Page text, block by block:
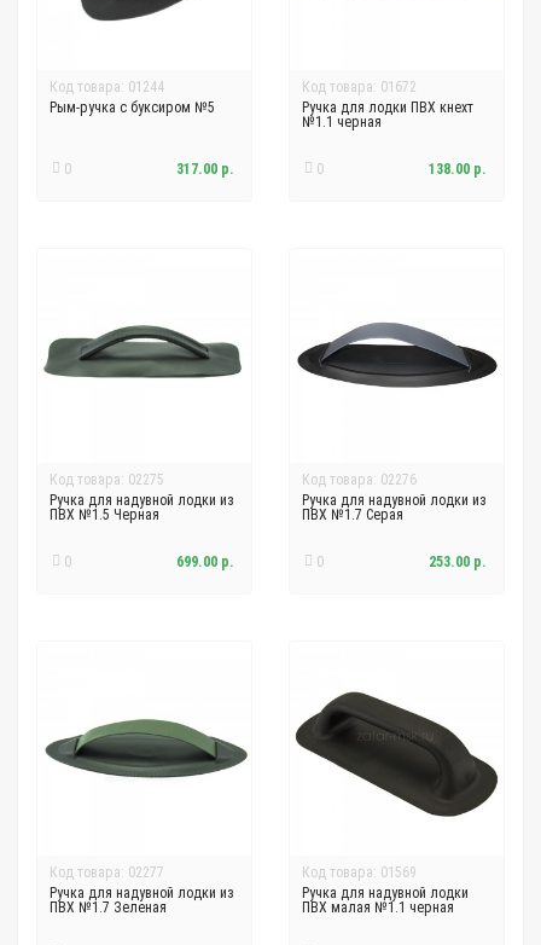
Код товара: 01244
Рым-ручка с буксиром №5
0 317.00 р.
Код товара: 01672
Ручка для лодки ПВХ кнехт
№1.1 черная
0 138.00 р.
Код товара: 02275
Ручка для надувной лодки из
ПВХ №1.5 Черная
0 699.00 р.
Код товара: 02276
Ручка для надувной лодки из
ПВХ №1.7 Cерая
0 253.00 р.
Код товара: 02277
Ручка для надувной лодки из
ПВХ №1.7 Зеленая
Код товара: 01569
Ручка для надувной лодки
ПВХ малая №1.1 черная